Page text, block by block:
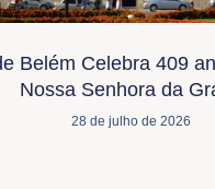
Belém Celebra 409
Nossa Senhora da
28 de julho de 2026